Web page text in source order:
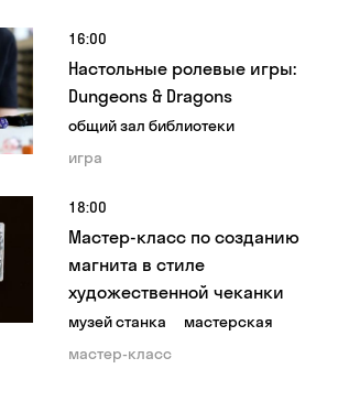
16:00
Настольные ролевые игры:
Dungeons & Dragons
общий зал библиотеки
игра
18:00
Мастер-класс по созданию
магнита в стиле
художественной чеканки
музей станка
мастерская
мастер-класс